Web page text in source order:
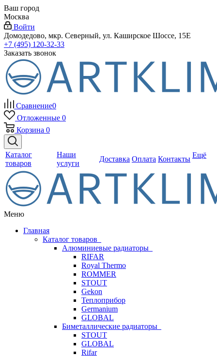
Ваш город
Москва
Войти
Домодедово, мкр. Северный, ул. Каширское Шоссе, 15Е
+7 (495) 120-32-33
Заказать звонок
Сравнение0
Отложенные 0
Корзина 0
Каталог
товаров
Наши
услуги
Доставка Оплата Контакты Ещё
Меню
Главная
Каталог товаров
Алюминиевые радиаторы
RIFAR
Royal Thermo
ROMMER
STOUT
Gekon
Теплоприбор
Germanium
GLOBAL
Биметаллические радиаторы
STOUT
GLOBAL
Rifar